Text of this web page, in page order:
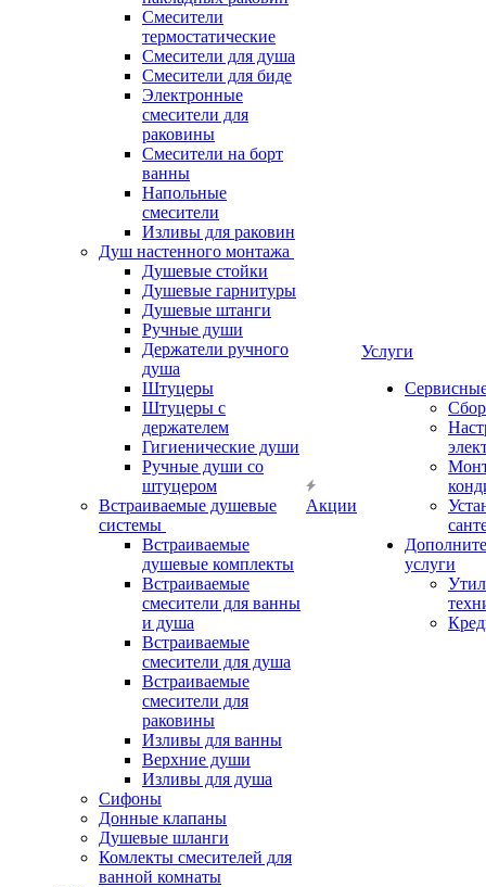
Смесители
термостатические
Смесители для душа
Смесители для биде
Электронные
смесители для
раковины
Смесители на борт
ванны
Напольные
смесители
Изливы для раковин
Душ настенного монтажа
Душевые стойки
Душевые гарнитуры
Душевые штанги
Ручные души
Держатели ручного
душа
Штуцеры
Штуцеры с
держателем
Гигиенические души
Ручные души со
штуцером
Встраиваемые душевые
системы
Встраиваемые
душевые комплекты
Встраиваемые
смесители для ванны
и душа
Встраиваемые
смесители для душа
Встраиваемые
смесители для
раковины
Изливы для ванны
Верхние души
Изливы для душа
Сифоны
Донные клапаны
Душевые шланги
Комлекты смесителей для
ванной комнаты
Акции
Услуги
услуги